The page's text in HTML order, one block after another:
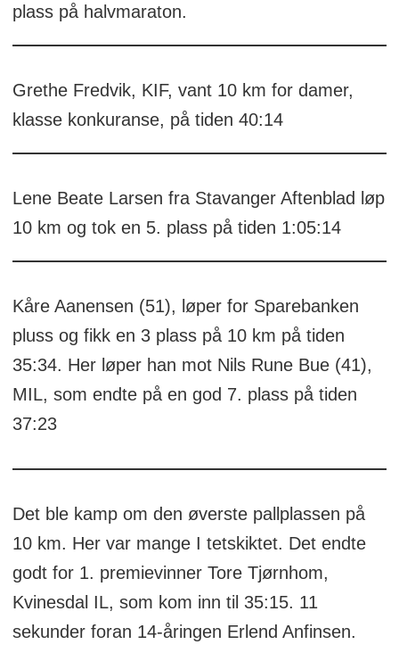
plass på halvmaraton.
Grethe Fredvik, KIF, vant 10 km for damer,
klasse konkuranse, på tiden 40:14
Lene Beate Larsen fra Stavanger Aftenblad løp
10 km og tok en 5. plass på tiden 1:05:14
Kåre Aanensen (51), løper for Sparebanken
pluss og fikk en 3 plass på 10 km på tiden
35:34. Her løper han mot Nils Rune Bue (41),
MIL, som endte på en god 7. plass på tiden
37:23
Det ble kamp om den øverste pallplassen på
10 km. Her var mange I tetskiktet. Det endte
godt for 1. premievinner Tore Tjørnhom,
Kvinesdal IL, som kom inn til 35:15. 11
sekunder foran 14-åringen Erlend Anfinsen.